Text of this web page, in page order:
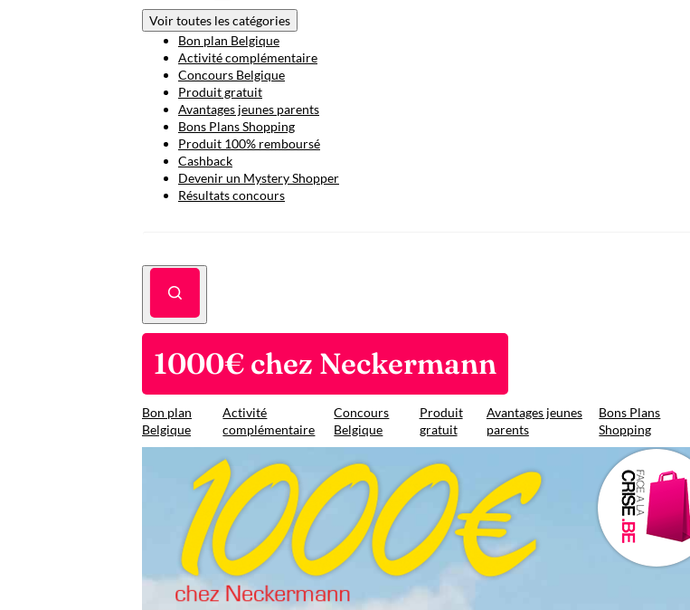
Voir toutes les catégories
Bon plan Belgique
Activité complémentaire
Concours Belgique
Produit gratuit
Avantages jeunes parents
Bons Plans Shopping
Produit 100% remboursé
Cashback
Devenir un Mystery Shopper
Résultats concours
1000€ chez Neckermann
Bon plan
Belgique
Activité
complémentaire
Concours
Belgique
Produit
gratuit
Avantages jeunes
parents
Bons Plans
Shopping